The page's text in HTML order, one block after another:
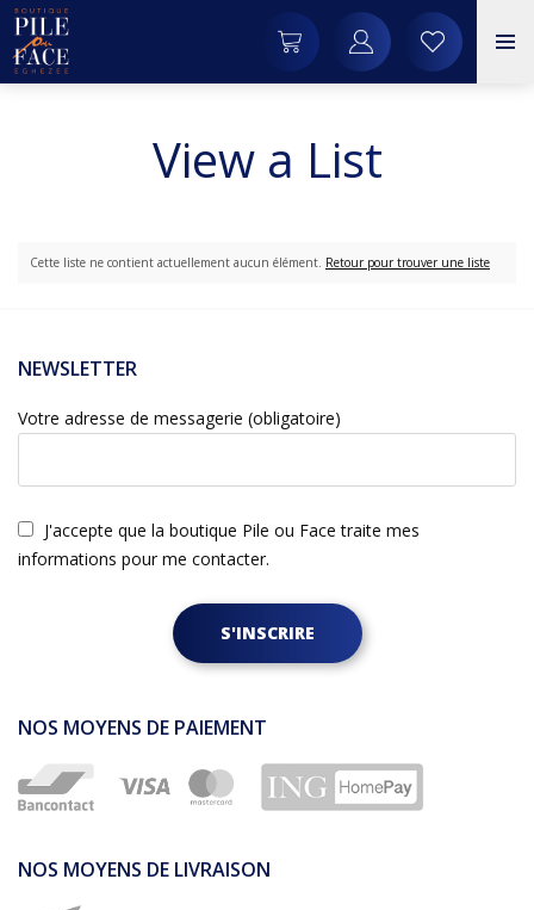
View a List
Cette liste ne contient actuellement aucun élément. Retour pour trouver une liste
NEWSLETTER
Votre adresse de messagerie (obligatoire)
J'accepte que la boutique Pile ou Face traite mes
informations pour me contacter.
S'INSCRIRE
NOS MOYENS DE PAIEMENT
NOS MOYENS DE LIVRAISON